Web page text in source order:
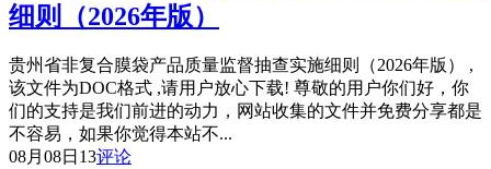
细则（2026年版）
贵州省非复合膜袋产品质量监督抽查实施细则（2026年版） ,
该文件为DOC格式 ,请用户放心下载! 尊敬的用户你们好，你
们的支持是我们前进的动力，网站收集的文件并免费分享都是
不容易，如果你觉得本站不...
08月08日 13评论